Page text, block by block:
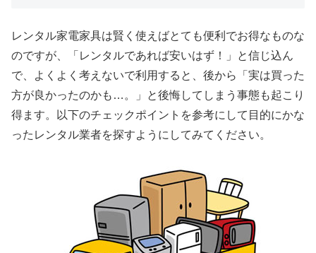
レンタル家電家具は賢く使えばとても便利でお得なものな
のですが、「レンタルであれば安いはず！」と信じ込ん
で、よくよく考えないで利用すると、後から「実は買った
方が良かったのかも…。」と後悔してしまう事態も起こり
得ます。以下のチェックポイントを参考にして目的にかな
ったレンタル業者を探すようにしてみてください。